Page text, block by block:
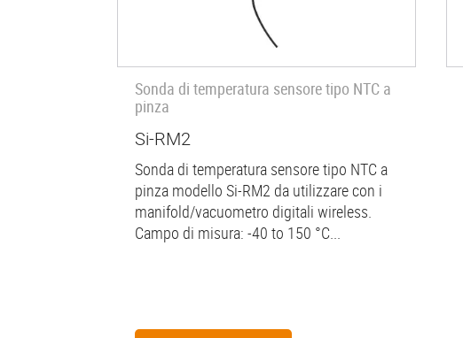
Sonda di temperatura sensore tipo NTC a
pinza
Si-RM2
Sonda di temperatura sensore tipo NTC a
pinza modello Si-RM2 da utilizzare con i
manifold/vacuometro digitali wireless.
Campo di misura: -40 to 150 °C...